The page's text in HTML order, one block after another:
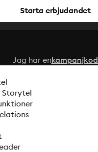
Starta erbjudandet
Jag har enkampanjkod
Storytel